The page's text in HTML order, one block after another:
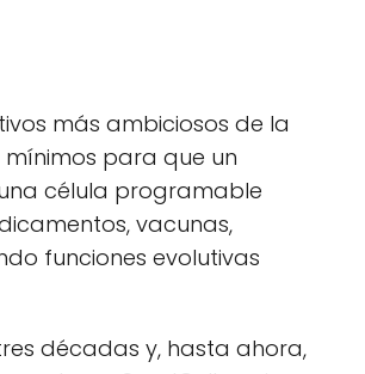
más ambiciosos de la
para que un
célula programable
vacunas,
funciones evolutivas
décadas y, hasta ahora,